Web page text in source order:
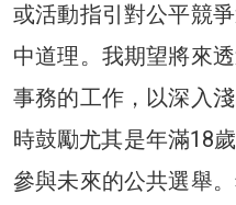
或活動指引對公平競
中道理。我期望將來
事務的工作，以深入
時鼓勵尤其是年滿18
參與未來的公共選舉